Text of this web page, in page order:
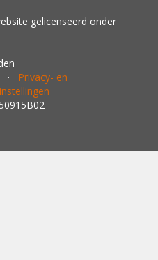
gelicenseerd onder
· Privacy- en